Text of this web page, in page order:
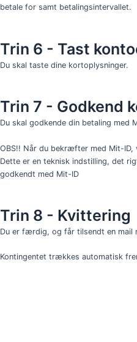
betale for samt betalingsintervallet.
Trin 6 - Tast
Du skal taste dine kortoplysninger.
Trin 7 - Godkend
Du skal godkende din betaling med
OBS!! Når du bekræfter med Mit-ID,
Dette er en teknisk indstilling, det
godkendt med Mit-ID
Trin 8 - Kvittering
Du er færdig, og får tilsendt en mail
Kontingentet trækkes automatisk